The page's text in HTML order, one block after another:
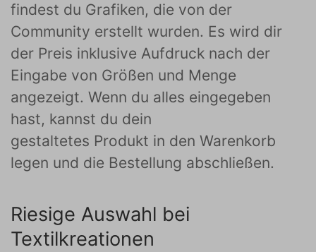
findest du Grafiken, die von der
Community erstellt wurden. Es wird dir
der Preis inklusive Aufdruck nach der
Eingabe von Größen und Menge
angezeigt. Wenn du alles eingegeben
hast, kannst du dein
gestaltetes Produkt in den Warenkorb
legen und die Bestellung abschließen.
Riesige Auswahl bei
Textilkreationen